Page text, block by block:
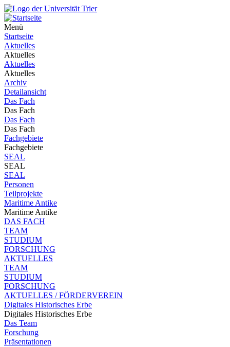
Menü
Startseite
Aktuelles
Aktuelles
Aktuelles
Aktuelles
Archiv
Detailansicht
Das Fach
Das Fach
Das Fach
Das Fach
Fachgebiete
Fachgebiete
SEAL
SEAL
SEAL
Personen
Teilprojekte
Maritime Antike
Maritime Antike
DAS FACH
TEAM
STUDIUM
FORSCHUNG
AKTUELLES
TEAM
STUDIUM
FORSCHUNG
AKTUELLES / FÖRDERVEREIN
Digitales Historisches Erbe
Digitales Historisches Erbe
Das Team
Forschung
Präsentationen